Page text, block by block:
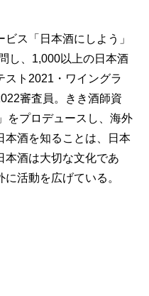
ス「日本酒にしよう」
し、1,000以上の日本酒
スト2021・ワイングラ
審査員。きき酒師資
をプロデュースし、海外
本酒を知ることは、日本
本酒は大切な文化であ
活動を広げている。